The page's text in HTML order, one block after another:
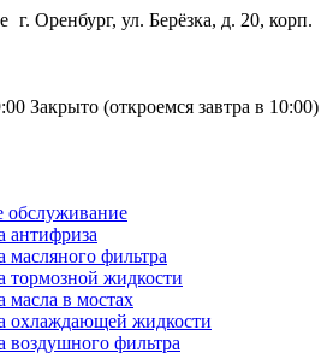
г. Оренбург, ул. Берёзка, д. 20, корп.
Закрыто (откроемся завтра в 10:00)
обслуживание
антифриза
масляного фильтра
тормозной жидкости
масла в мостах
охлаждающей жидкости
воздушного фильтра